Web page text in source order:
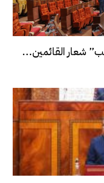
شعار القائمين...